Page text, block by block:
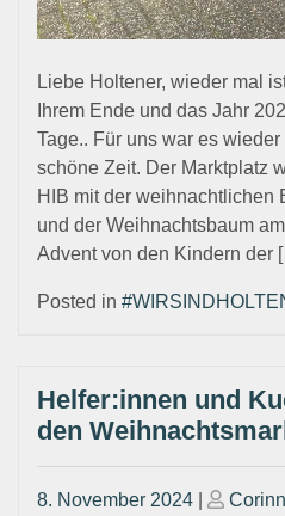
Liebe Holtener, wieder mal
Ihrem Ende und das Jahr
Tage.. Für uns war es
schöne Zeit. Der Marktplatz
HIB mit der weihnachtlichen
und der Weihnachtsbaum
Advent von den Kindern der
Posted in
Helfer:innen und
den
Posted
8. November 2024
Posted